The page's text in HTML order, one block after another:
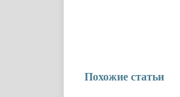
Похожие статьи